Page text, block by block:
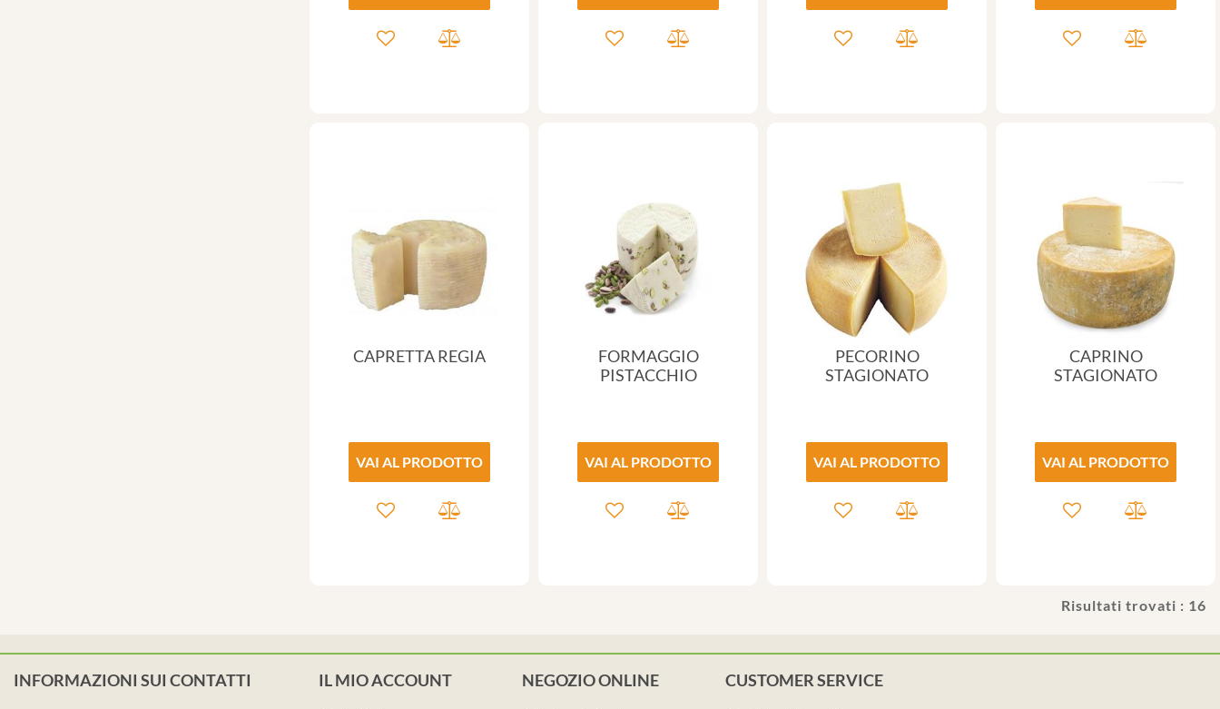
CAPRETTA REGIA
VAI AL PRODOTTO
FORMAGGIO
PISTACCHIO
VAI AL PRODOTTO
PECORINO
STAGIONATO
VAI AL PRODOTTO
CAPRINO
STAGIONATO
VAI AL PRODOTTO
Risultati trovati : 16
INFORMAZIONI SUI CONTATTI IL MIO ACCOUNT NEGOZIO ONLINE CUSTOMER SERVICE